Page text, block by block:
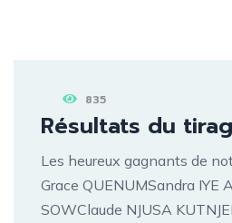
835
Résultats du
Les heureux gagnants de
Grace QUENUMSandra IYE
SOWClaude NJUSA